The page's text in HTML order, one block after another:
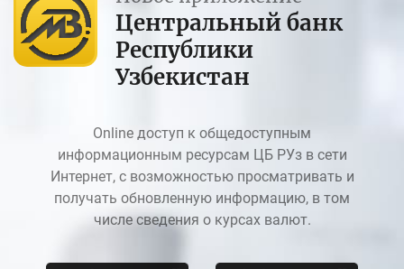
Центральный банк
Республики
Узбекистан
Online доступ к общедоступным
информационным ресурсам ЦБ РУз в сети
Интернет, с возможностью просматривать и
получать обновленную информацию, в том
числе сведения о курсах валют.